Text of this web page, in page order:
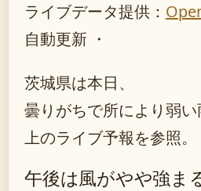
ライブデータ提供：
自動更新 ・
茨城県は本日、
曇りがちで所により弱い
上のライブ予報を参照。
午後は風がやや強ま